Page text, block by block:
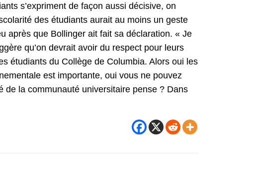
s’expriment de façon aussi décisive, on
des étudiants aurait au moins un geste
après que Bollinger ait fait sa déclaration. « Je
qu’on devrait avoir du respect pour leurs
étudiants du Collège de Columbia. Alors oui les
est importante, oui vous ne pouvez
de la communauté universitaire pense ? Dans